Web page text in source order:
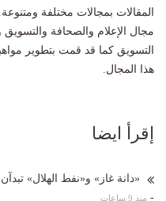
المقالات بمجالات مختلفة
مجال الإعلام والصحافة
التسويق كما قد قمت بتطوير
هذا المجال.
إقرأ ايضا
«دانة غاز» و«نفط الهلال»
- منذ 9 ساعات